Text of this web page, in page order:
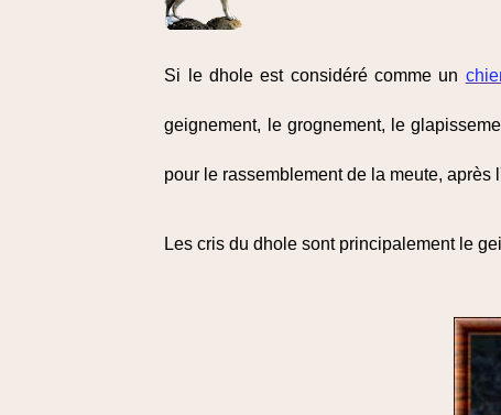
Si le dhole est considéré comme un
geignement, le grognement, le
pour le rassemblement de la meute, après
Les cris du dhole sont principalement le